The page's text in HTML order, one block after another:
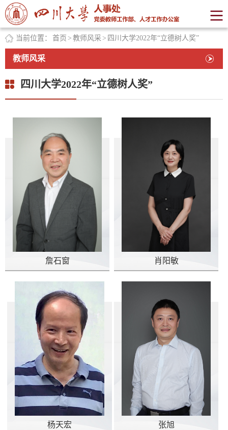
当前位置： 首页 > 教师风采 > 四川大学2022年“立德树人奖”
教师风采
四川大学2022年“立德树人奖”
詹石窗 肖阳敏
杨天宏 张旭